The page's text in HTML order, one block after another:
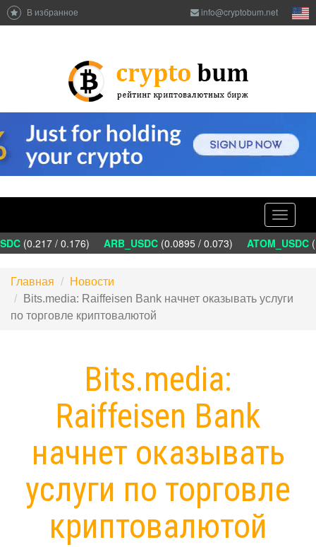
В избранное info@cryptobum.net
Toggle
(0.217 / 0.176) ARB_USDC(0.0895 / 0.073) ATOM_USDC
Главная
Новости
Bits.media: Raiffeisen Bank начнет оказывать услуги
по торговле криптовалютой
Bits.media:
Raiffeisen Bank
начнет оказывать
услуги по торговле
криптовалютой